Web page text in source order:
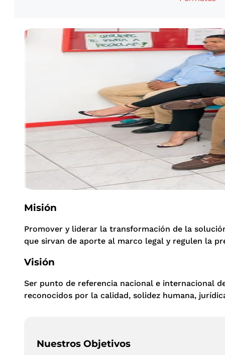
Misión
Promover y liderar la transformación de la
que sirvan de aporte al marco legal y regulen la
Visión
Ser punto de referencia nacional e internacional
reconocidos por la calidad, solidez humana,
Nuestros Objetivos